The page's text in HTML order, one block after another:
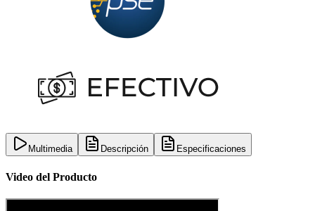
Multimedia Descripción Especificaciones
Video del Producto